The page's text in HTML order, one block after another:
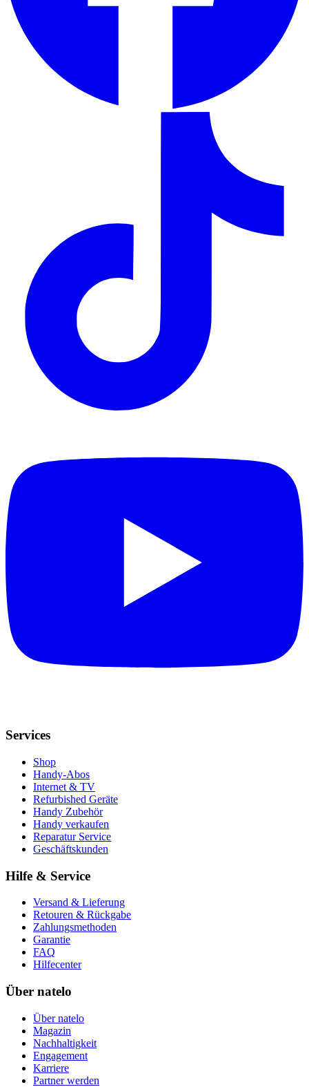
Services
Shop
Handy-Abos
Internet & TV
Refurbished Geräte
Handy Zubehör
Handy verkaufen
Reparatur Service
Geschäftskunden
Hilfe & Service
Versand & Lieferung
Retouren & Rückgabe
Zahlungsmethoden
Garantie
FAQ
Hilfecenter
Über natelo
Über natelo
Magazin
Nachhaltigkeit
Engagement
Karriere
Partner werden